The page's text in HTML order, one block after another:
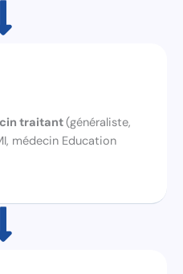
traitant(généraliste,
médecin Education